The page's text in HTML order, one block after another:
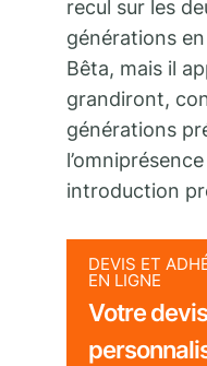
recul sur les
générations
Bêta, mais il
grandiront,
générations
introduction
DEVIS ET
EN LIGNE
Votre devis